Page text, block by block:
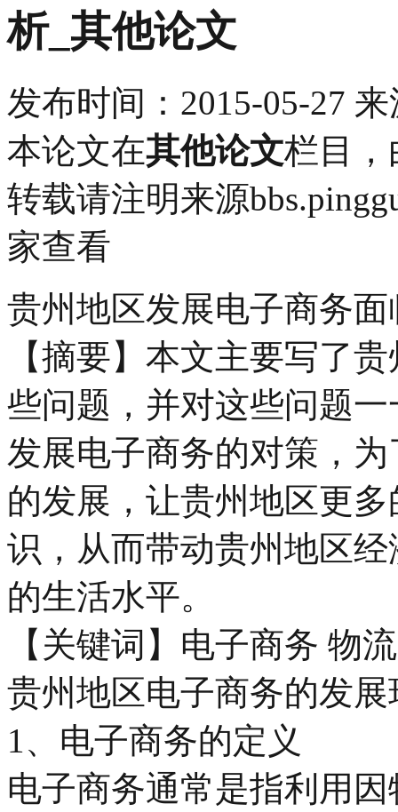
析_其他论文
发布时间： 2015-05-27 来
本论文在其他论文栏目，
转载请注明来源
家查看
贵州地区发展电子商务
【摘要】本文主要写了
些问题，并对这些问题
发展电子商务的对策，
的发展，让贵州地区更
识，从而带动贵州地区
的生活水平。
【关键词】电子商务 物
贵州地区电子商务的发展
1、电子商务的定义
电子商务通常是指利用